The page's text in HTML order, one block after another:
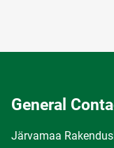
General
Järvamaa